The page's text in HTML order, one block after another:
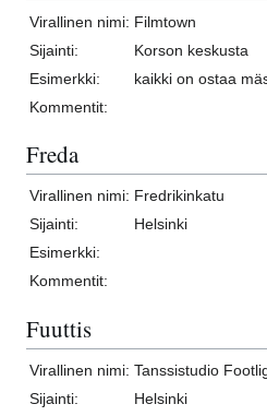
Virallinen nimi: Filmtown
Sijainti:
Korson keskusta
Esimerkki:
kaikki on ostaa
Kommentit:
Freda
Virallinen nimi: Fredrikinkatu
Sijainti:
Helsinki
Esimerkki:
Kommentit:
Fuuttis
Virallinen nimi: Tanssistudio
Sijainti:
Helsinki